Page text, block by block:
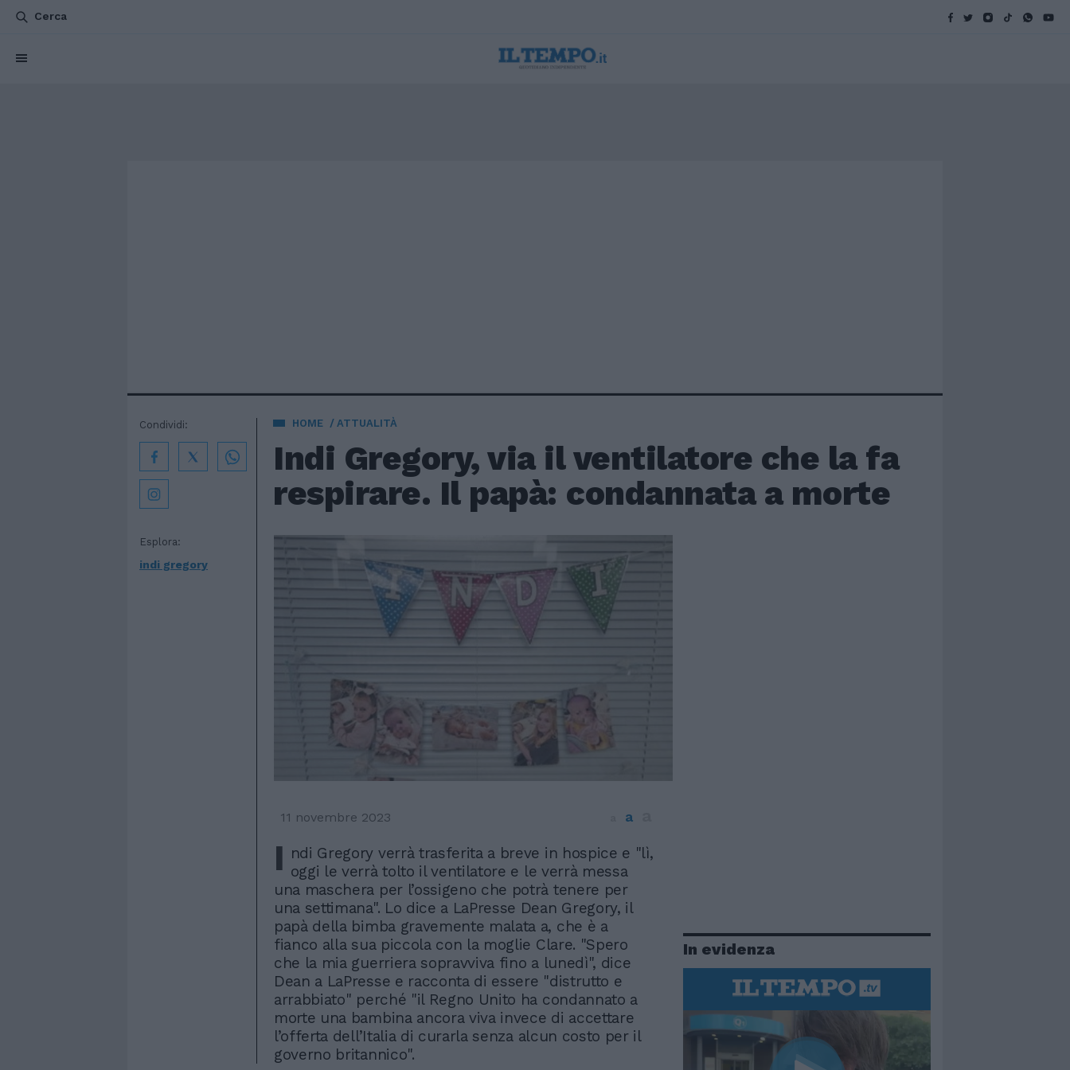
Cerca
HOME ATTUALITÀ
Indi Gregory, via il ventilatore che la fa
respirare. Il papà: condannata a morte
Esplora:
indi gregory
Condividi:
11 novembre 2023 a
I ndi Gregory verrà trasferita a breve in hospice e "lì,
oggi le verrà tolto il ventilatore e le verrà messa
una maschera per l’ossigeno che potrà tenere per
una settimana". Lo dice a LaPresse Dean Gregory, il
papà della bimba gravemente malata a, che è a
fianco alla sua piccola con la moglie Clare. "Spero
che la mia guerriera sopravviva fino a lunedì", dice
Dean a LaPresse e racconta di essere "distrutto e
arrabbiato" perché "il Regno Unito ha condannato a
morte una bambina ancora viva invece di accettare
l’offerta dell’Italia di curarla senza alcun costo per il
governo britannico".
In evidenza